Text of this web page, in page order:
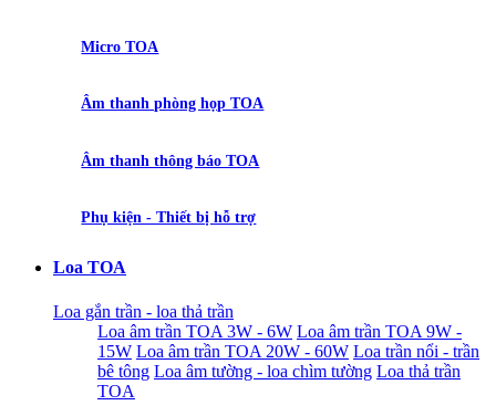
Micro TOA
Âm thanh phòng họp TOA
Âm thanh thông báo TOA
Phụ kiện - Thiết bị hỗ trợ
Loa TOA
Loa gắn trần - loa thả trần
Loa âm trần TOA 3W - 6W Loa âm trần TOA 9W -
15W Loa âm trần TOA 20W - 60W Loa trần nổi - trần
bê tông Loa âm tường - loa chìm tường Loa thả trần
TOA